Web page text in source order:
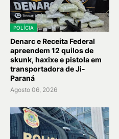
POLÍCIA
Denarc e Receita Federal
apreendem 12 quilos de
skunk, haxixe e pistola em
transportadora de Ji-
Paraná
Agosto 06, 2026